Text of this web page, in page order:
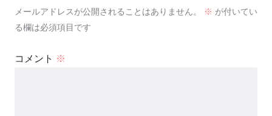
メールアドレスが公開されることはありません。 ※ が付いてい
る欄は必須項目です
コメント ※